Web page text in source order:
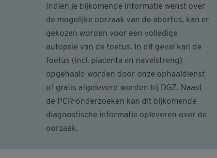
Indien je bijkomende informatie wenst over
de mogelijke oorzaak van de abortus, kan er
gekozen worden voor een volledige
autopsie van de foetus. In dit geval kan de
foetus (incl. placenta en navelstreng)
opgehaald worden door onze ophaaldienst
of gratis afgeleverd worden bij DGZ. Naast
de PCR-onderzoeken kan dit bijkomende
diagnostische informatie opleveren over de
oorzaak.